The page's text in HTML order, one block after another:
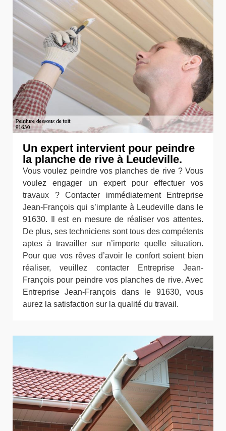
Un expert intervient pour peindre
la planche de rive à Leudeville.
Vous voulez peindre vos planches de rive ? Vous
voulez engager un expert pour effectuer vos
travaux ? Contacter immédiatement Entreprise
Jean-François qui s’implante à Leudeville dans le
91630. Il est en mesure de réaliser vos attentes.
De plus, ses techniciens sont tous des compétents
aptes à travailler sur n’importe quelle situation.
Pour que vos rêves d’avoir le confort soient bien
réaliser, veuillez contacter Entreprise Jean-
François pour peindre vos planches de rive. Avec
Entreprise Jean-François dans le 91630, vous
aurez la satisfaction sur la qualité du travail.